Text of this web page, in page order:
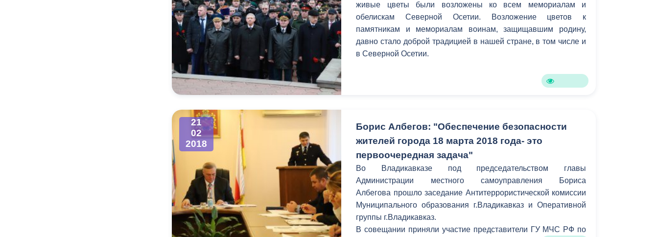
живые цветы были возложены ко всем мемориалам и
обелискам Северной Осетии. Возложение цветов к
памятникам и мемориалам воинам, защищавшим родину,
давно стало доброй традицией в нашей стране, в том числе и
в Северной Осетии.
21
02
2018
Борис Албегов: "Обеспечение безопасности
жителей города 18 марта 2018 года- это
первоочередная задача"
Во Владикавказе под председательством главы
Администрации местного самоуправления Бориса
Албегова прошло заседание Антитеррористической комиссии
Муниципального образования г.Владикавказ и Оперативной
группы г.Владикавказ.
В совещании приняли участие представители ГУ МЧС РФ по